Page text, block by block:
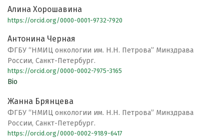
Алина Хорошавина
https://orcid.org/0000-0001-9732-7920
Антонина Черная
ФГБУ “НМИЦ онкологии им. Н.Н. Петрова” Минздрава
России, Санкт-Петербург.
https://orcid.org/0000-0002-7975-3165
Bio
Жанна Брянцева
ФГБУ “НМИЦ онкологии им. Н.Н. Петрова” Минздрава
России, Санкт-Петербург.
https://orcid.org/0000-0002-9189-6417